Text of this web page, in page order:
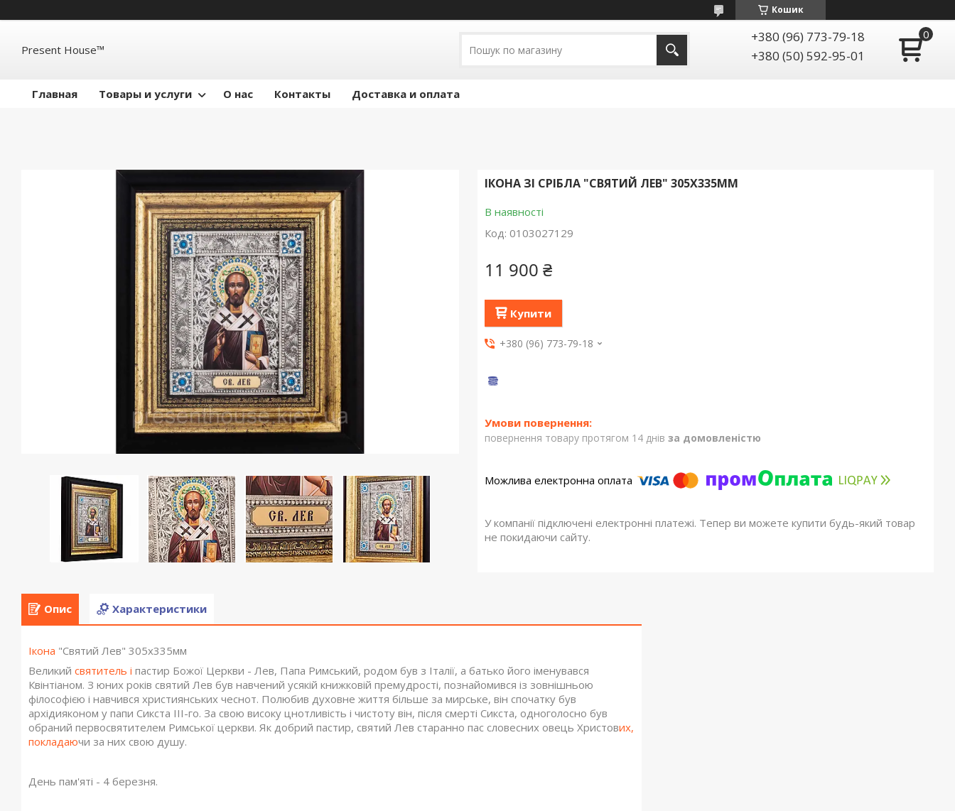
Кошик
Present House™
+380 (96) 773-79-18
+380 (50) 592-95-01
Главная Товары и услуги О нас Контакты Доставка и оплата
ІКОНА ЗІ СРІБЛА "СВЯТИЙ ЛЕВ" 305X335ММ
В наявності
Код: 0103027129
11 900 ₴
Купити
+380 (96) 773-79-18
повернення товару протягом 14 днів за домовленістю
У компанії підключені електронні платежі. Тепер ви можете купити будь-який товар
не покидаючи сайту.
Опис Характеристики
Ікона "Святий Лев" 305x335мм
Великий святитель і пастир Божої Церкви - Лев, Папа Римський, родом був з Італії, а батько його іменувався
Квінтіаном. З юних років святий Лев був навчений усякій книжковій премудрості, познайомився із зовнішньою
філософією і навчився християнських чеснот. Полюбив духовне життя більше за мирське, він спочатку був
архідияконом у папи Сикста III-го. За свою високу цнотливість і чистоту він, після смерті Сикста, одноголосно був
обраний первосвятителем Римської церкви. Як добрий пастир, святий Лев старанно пас словесних овець Христових,
покладаючи за них свою душу.
День пам'яті - 4 березня.